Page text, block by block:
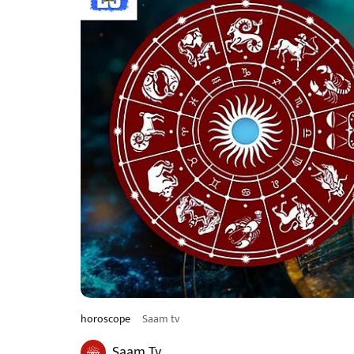
horoscope Saam tv